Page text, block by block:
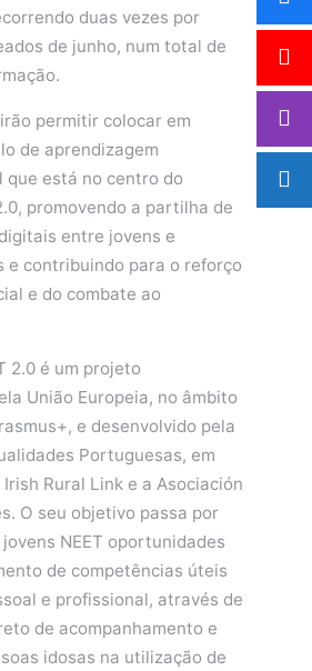
duas vezes por
de junho, num total de
permitir colocar em
de aprendizagem
que está no centro do
promovendo a partilha de
entre jovens e
e contribuindo para o reforço
e do combate ao
2.0 é um projeto
União Europeia, no âmbito
e desenvolvido pela
Portuguesas, em
Rural Link e a Asociación
O seu objetivo passa por
NEET oportunidades
de competências úteis
e profissional, através de
de acompanhamento e
idosas na utilização de